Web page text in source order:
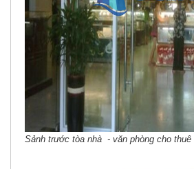
Sảnh trước tòa nhà - văn phòng cho thuê